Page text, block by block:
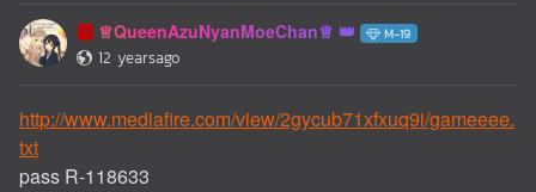
🅰️ ♕QueenAzuNyanMoeChan♕ M-19
12 yearsago
http://www.mediafire.com/view/2gycub71xfxuq9i/gameeee.
txt
pass R-118633